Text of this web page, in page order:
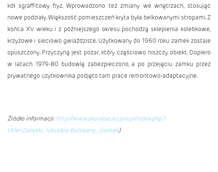
kół sgraffitowy fryz. Wprowadzono też zmiany we wnętrzach, stosując
nowe podziały. Większość pomieszczeń kryta była belkowanymi stropami. Z
końca XV wieku i z późniejszego okresu pochodzą sklepienia kolebkowe,
krzyżowe i sieciowo gwiaździste. Użytkowany do 1960 roku zamek zostaje
opuszczony. Przyczyną jest pożar, który częściowo niszczy obiekt. Dopiero
w latach 1979-80 budowlę zabezpieczono, a po przejęciu zamku przez
prywatnego użytkownika podjęto tam prace remontowo-adaptacyjne.
Źródło informacji: http://www.skarabeusz.priv.pl/index.php?
title=Zabytki_lubuskie-Bobrzany_(zamek)